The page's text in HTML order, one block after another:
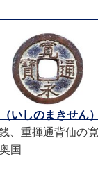
いしのまきせん
、重揮通背仙の
国